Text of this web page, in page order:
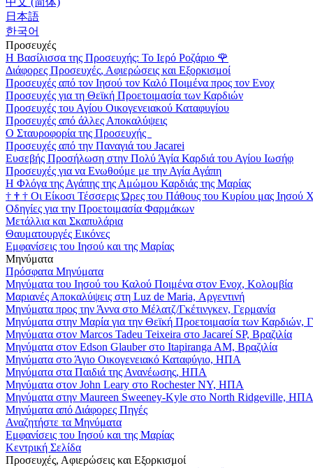
日本語
한국어
Προσευχές
Η Βασίλισσα της Προσευχής: Το Ιερό Ροζάριο 🌹
Διάφορες Προσευχές, Αφιερώσεις και Εξορκισμοί
Προσευχές από τον Ιησού τον Καλό Ποιμένα προς τον Ενοχ
Προσευχές για τη Θεϊκή Προετοιμασία των Καρδιών
Προσευχές του Αγίου Οικογενειακού Καταφυγίου
Προσευχές από άλλες Αποκαλύψεις
Ο Σταυροφορία της Προσευχής
Προσευχές από την Παναγιά του Jacarei
Ευσεβής Προσήλωση στην Πολύ Άγία Καρδιά του Αγίου Ιωσήφ
Προσευχές για να Ενωθούμε με την Αγία Αγάπη
Η Φλόγα της Αγάπης της Αμώμου Καρδιάς της Μαρίας
† † † Οι Είκοσι Τέσσερις Ώρες του Πάθους του Κυρίου μας Ιησού
Οδηγίες για την Προετοιμασία Φαρμάκων
Μετάλλια και Σκαπυλάρια
Θαυματουργές Εικόνες
Εμφανίσεις του Ιησού και της Μαρίας
Μηνύματα
Πρόσφατα Μηνύματα
Μηνύματα του Ιησού του Καλού Ποιμένα στον Ενοχ, Κολομβία
Μαριανές Αποκαλύψεις στη Luz de Maria, Αργεντινή
Μηνύματα προς την Άννα στο Μέλατζ/Γκέτινγκεν, Γερμανία
Μηνύματα στην Μαρία για την Θεϊκή Προετοιμασία των Καρδιών,
Μηνύματα στον Marcos Tadeu Teixeira στο Jacareí SP, Βραζιλία
Μηνύματα στον Edson Glauber στο Itapiranga AM, Βραζιλία
Μηνύματα στο Άγιο Οικογενειακό Καταφύγιο, ΗΠΑ
Μηνύματα στα Παιδιά της Ανανέωσης, ΗΠΑ
Μηνύματα στον John Leary στο Rochester NY, ΗΠΑ
Μηνύματα στην Maureen Sweeney-Kyle στο North Ridgeville, ΗΠΑ
Μηνύματα από Διάφορες Πηγές
Αναζητήστε τα Μηνύματα
Εμφανίσεις του Ιησού και της Μαρίας
Κεντρική Σελίδα
Προσευχές, Αφιερώσεις και Εξορκισμοί